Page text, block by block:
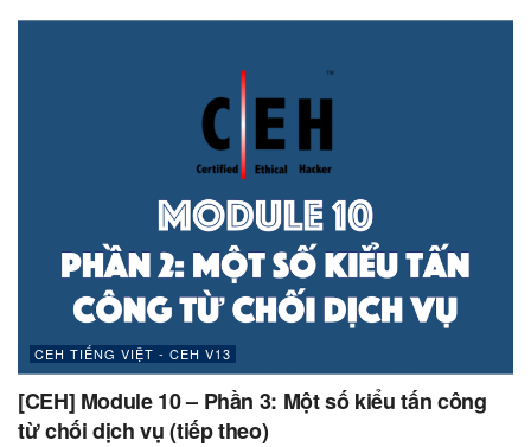
CEH TIẾNG VIỆT - CEH V13
[CEH] Module 10 – Phần 3: Một số kiểu tấn công
từ chối dịch vụ (tiếp theo)